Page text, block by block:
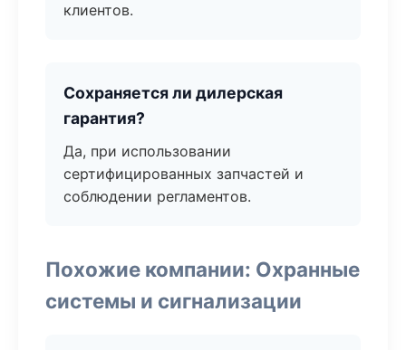
клиентов.
Сохраняется ли дилерская
гарантия?
Да, при использовании
сертифицированных запчастей и
соблюдении регламентов.
Похожие компании: Охранные
системы и сигнализации